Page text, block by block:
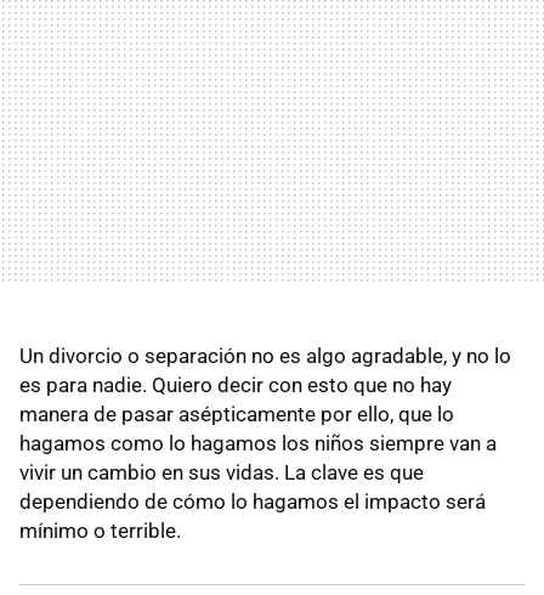
Un divorcio o separación no es algo agradable, y no lo
es para nadie. Quiero decir con esto que no hay
manera de pasar asépticamente por ello, que lo
hagamos como lo hagamos los niños siempre van a
vivir un cambio en sus vidas. La clave es que
dependiendo de cómo lo hagamos el impacto será
mínimo o terrible.